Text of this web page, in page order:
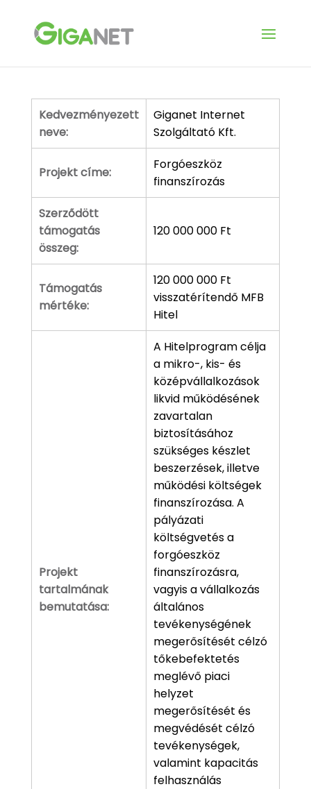
Kedvezményezett
neve:
Giganet Internet
Szolgáltató Kft.
Projekt címe:
Forgóeszköz
finanszírozás
Szerződött
támogatás
összeg:
120 000 000 Ft
Támogatás
mértéke:
120 000 000 Ft
visszatérítendő MFB
Hitel
Projekt
tartalmának
bemutatása:
A Hitelprogram célja
a mikro-, kis- és
középvállalkozások
likvid működésének
zavartalan
biztosításához
szükséges készlet
beszerzések, illetve
működési költségek
finanszírozása. A
pályázati
költségvetés a
forgóeszköz
finanszírozásra,
vagyis a vállalkozás
általános
tevékenységének
megerősítését célzó
tőkebefektetés
meglévő piaci
helyzet
megerősítését és
megvédését célzó
tevékenységek,
valamint kapacitás
felhasználás